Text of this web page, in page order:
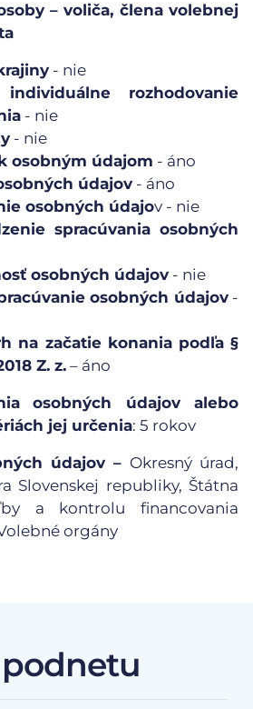
– voliča, člena volebnej
- nie
individuálne rozhodovanie
- nie
- nie
osobným údajom - áno
údajov - áno
osobných údajov - nie
spracúvania osobných
osobných údajov - nie
osobných údajov-
na začatie konania podľa §
Z. z. – áno
osobných údajov alebo
jej určenia: 5 rokov
údajov – Okresný úrad,
Slovenskej republiky, Štátna
a kontrolu financovania
orgány